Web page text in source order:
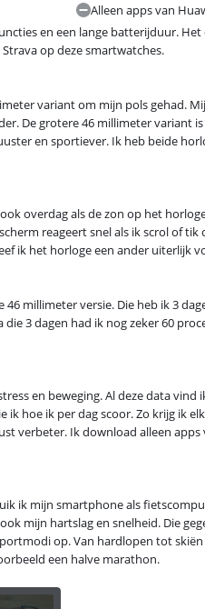
Alleen apps van
en een lange batterijduur.
op deze smartwatches.
variant om mijn pols gehad.
De grotere 46 millimeter variant
en sportiever. Ik heb beide
overdag als de zon op het
reageert snel als ik scrol of
ik het horloge een ander uiterlijk
millimeter versie. Die heb ik 3
die 3 dagen had ik nog zeker 60
en beweging. Al deze data
hoe ik per dag scoor. Zo krijg ik
verbeter. Ik download alleen
ik mijn smartphone als
mijn hartslag en snelheid. Die
op. Van hardlopen tot
een halve marathon.